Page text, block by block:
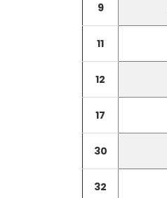
9
11
12
17
30
32